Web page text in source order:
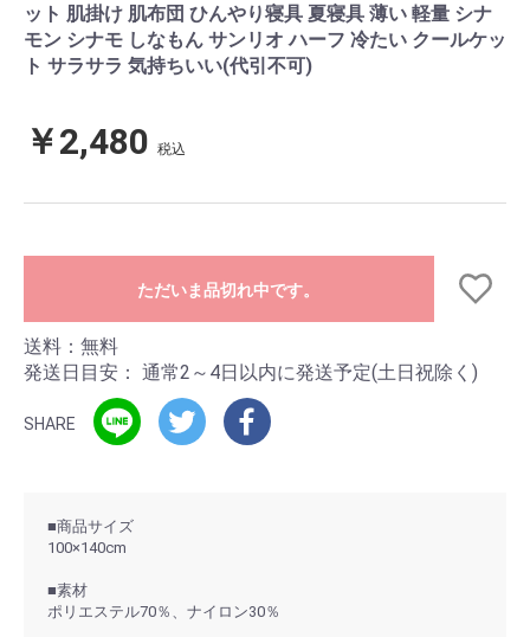
ット 肌掛け 肌布団 ひんやり寝具 夏寝具 薄い 軽量 シナ
モン シナモ しなもん サンリオ ハーフ 冷たい クールケッ
ト サラサラ 気持ちいい(代引不可)
￥2,480 税込
ただいま品切れ中です。
送料：無料
発送日目安： 通常2～4日以内に発送予定(土日祝除く)
SHARE
■商品サイズ
100×140cm
■素材
ポリエステル70％、ナイロン30％